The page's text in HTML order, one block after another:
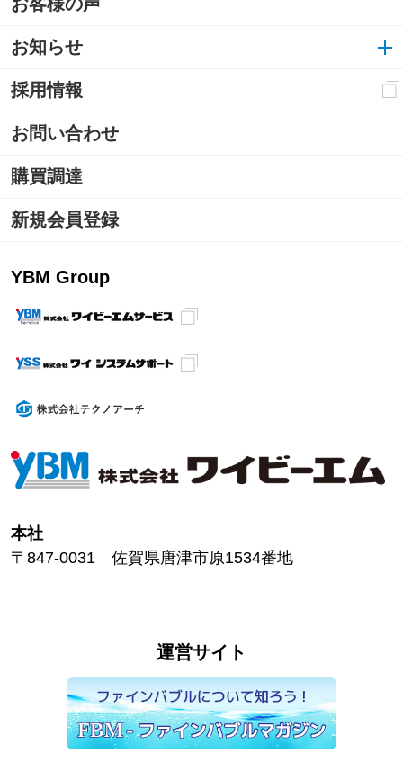
お知らせ
採用情報
お問い合わせ
購買調達
新規会員登録
YBM Group
本社
〒847-0031 佐賀県唐津市原1534番地
運営サイト